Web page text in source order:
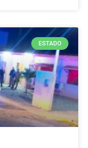
ESTADO